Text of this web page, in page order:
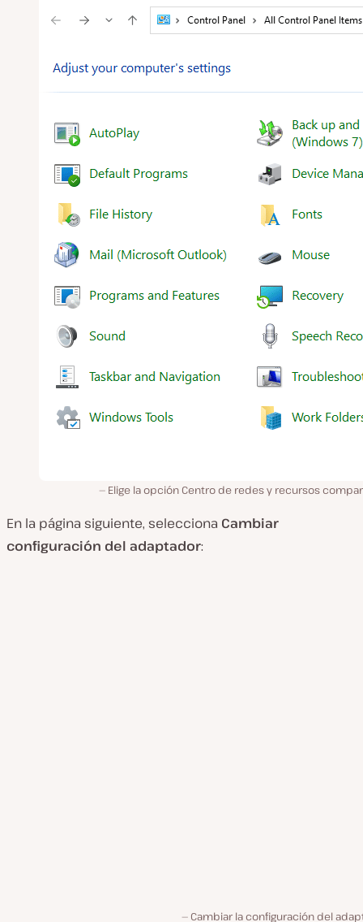
Elige la opción Centro de redes y recursos
En la página siguiente, selecciona Cambiar
configuración del adaptador:
Cambiar la configuración del